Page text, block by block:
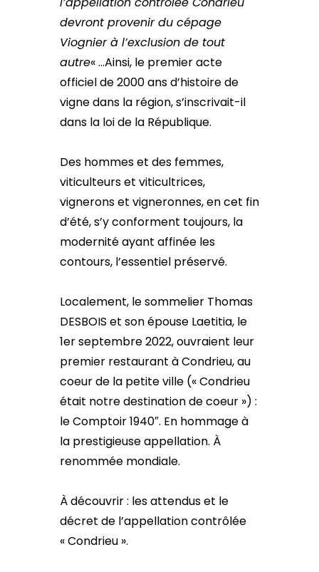
devront provenir du cépage
Viognier à l’exclusion de tout
autre« …Ainsi, le premier acte
officiel de 2000 ans d’histoire de
vigne dans la région, s’inscrivait-il
dans la loi de la République.
Des hommes et des femmes,
viticulteurs et viticultrices,
vignerons et vigneronnes, en cet fin
d’été, s’y conforment toujours, la
modernité ayant affinée les
contours, l’essentiel préservé.
Localement, le sommelier Thomas
DESBOIS et son épouse Laetitia, le
1er septembre 2022, ouvraient leur
premier restaurant à Condrieu, au
coeur de la petite ville (« Condrieu
était notre destination de coeur ») :
le Comptoir 1940″. En hommage à
la prestigieuse appellation. À
renommée mondiale.
À découvrir : les attendus et le
décret de l’appellation contrôlée
« Condrieu ».